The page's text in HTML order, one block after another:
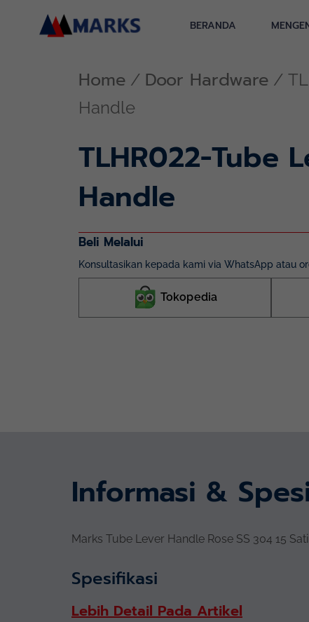
BERANDA
Home / Door Hardware /
Handle
TLHR022-Tube
Handle
Beli Melalui
Konsultasikan kepada kami via WhatsApp atau
Tokopedia
Informasi &
Marks Tube Lever Handle Rose SS 304 15
Spesifikasi
Lebih Detail Pada Artikel